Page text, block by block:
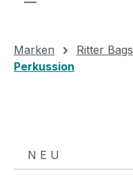
Marken Ritter Bags
Perkussion
N E U